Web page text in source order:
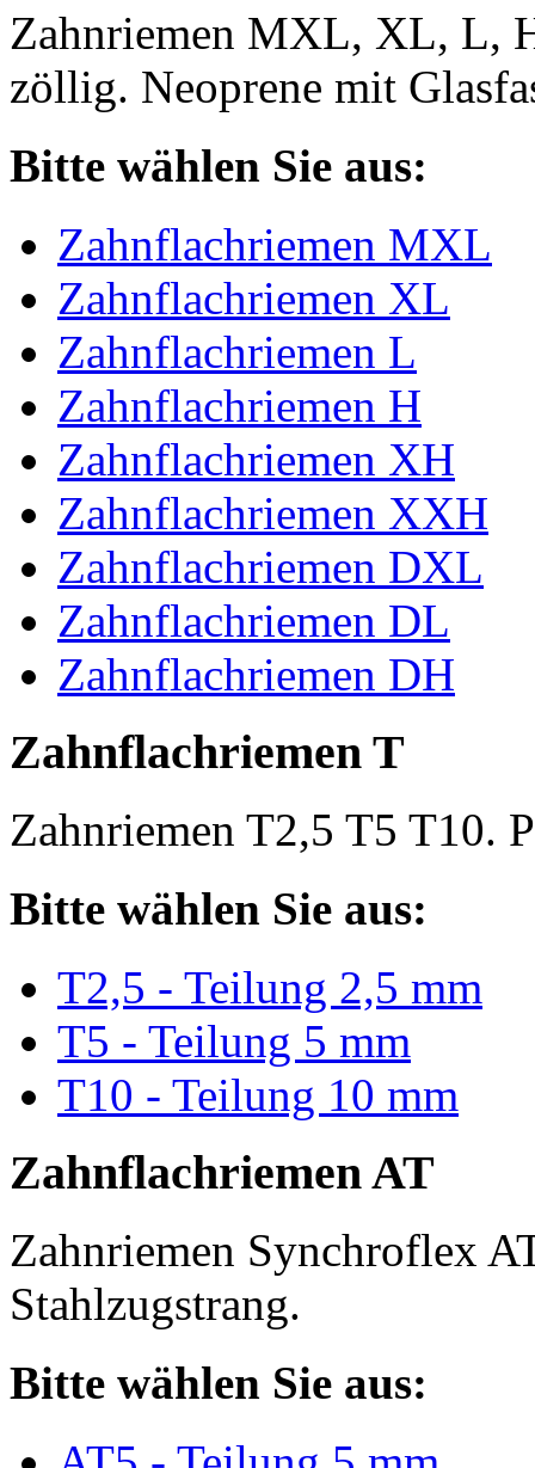
Zahnriemen MXL, XL, L,
zöllig. Neoprene mit
Bitte wählen Sie aus:
Zahnflachriemen MXL
Zahnflachriemen XL
Zahnflachriemen L
Zahnflachriemen H
Zahnflachriemen XH
Zahnflachriemen XXH
Zahnflachriemen DXL
Zahnflachriemen DL
Zahnflachriemen DH
Zahnflachriemen T
Zahnriemen T2,5 T5 T10.
Bitte wählen Sie aus:
T2,5 - Teilung 2,5 mm
T5 - Teilung 5 mm
T10 - Teilung 10 mm
Zahnflachriemen AT
Zahnriemen Synchroflex
Stahlzugstrang.
Bitte wählen Sie aus: